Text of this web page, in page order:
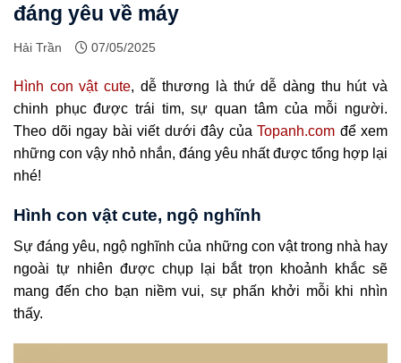
đáng yêu về máy
Hải Trần 07/05/2025
Hình con vật cute, dễ thương là thứ dễ dàng thu hút và
chinh phục được trái tim, sự quan tâm của mỗi người.
Theo dõi ngay bài viết dưới đây của Topanh.com để xem
những con vậy nhỏ nhắn, đáng yêu nhất được tổng hợp lại
nhé!
Hình con vật cute, ngộ nghĩnh
Sự đáng yêu, ngộ nghĩnh của những con vật trong nhà hay
ngoài tự nhiên được chụp lại bắt trọn khoảnh khắc sẽ
mang đến cho bạn niềm vui, sự phấn khởi mỗi khi nhìn
thấy.